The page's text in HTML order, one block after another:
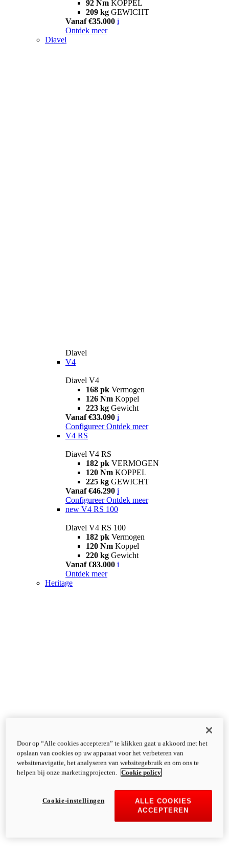
92 Nm KOPPEL
209 kg GEWICHT
Vanaf €35.000 i
Ontdek meer
Diavel
Diavel
V4
Diavel V4
168 pk Vermogen
126 Nm Koppel
223 kg Gewicht
Vanaf €33.090 i
Configureer Ontdek meer
V4 RS
Diavel V4 RS
182 pk VERMOGEN
120 Nm KOPPEL
225 kg GEWICHT
Vanaf €46.290 i
Configureer Ontdek meer
new V4 RS 100
Diavel V4 RS 100
182 pk Vermogen
120 Nm Koppel
220 kg Gewicht
Vanaf €83.000 i
Ontdek meer
Heritage
Door op “Alle cookies accepteren” te klikken gaat u akkoord met het
opslaan van cookies op uw apparaat voor het verbeteren van
websitenavigatie, het analyseren van websitegebruik en om ons te
helpen bij onze marketingprojecten.
Cookie policy
ALLE COOKIES
ACCEPTEREN
Cookie-instellingen